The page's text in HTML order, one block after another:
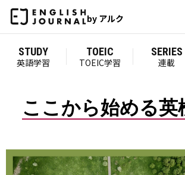
by アルク
STUDY
英語学習
TOEIC
TOEIC学習
SERIES
連載
ここから始める英